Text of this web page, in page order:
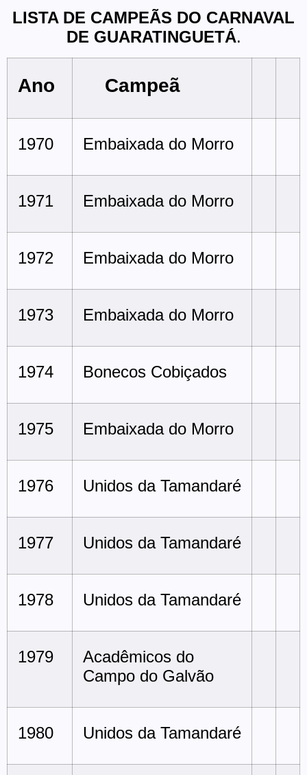
LISTA DE CAMPEÃS DO CARNAVAL
DE GUARATINGUETÁ.
Ano Campeã
1970 Embaixada do Morro
1971 Embaixada do Morro
1972 Embaixada do Morro
1973 Embaixada do Morro
1974 Bonecos Cobiçados
1975 Embaixada do Morro
1976 Unidos da Tamandaré
1977 Unidos da Tamandaré
1978 Unidos da Tamandaré
1979
Acadêmicos do
Campo do Galvão
1980 Unidos da Tamandaré